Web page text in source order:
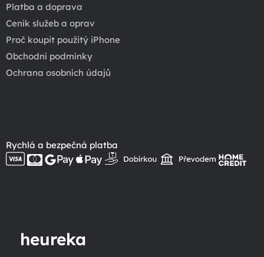
Platba a doprava
Ceník služeb a oprav
Proč koupit použitý iPhone
Obchodní podmínky
Ochrana osobních údajů
Rychlá a bezpečná platba
heureka